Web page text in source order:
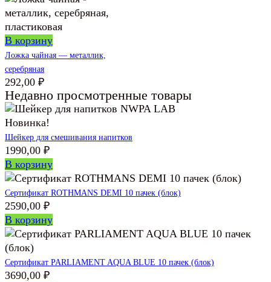
В корзину
Ложка чайная — металлик,
серебряная
292,00 ₽
Недавно просмотренные товары
Новинка!
Шейкер для смешивания напитков
1990,00 ₽
В корзину
Сертификат ROTHMANS DEMI 10 пачек (блок)
2590,00 ₽
В корзину
Сертификат PARLIAMENT AQUA BLUE 10 пачек (блок)
3690,00 ₽